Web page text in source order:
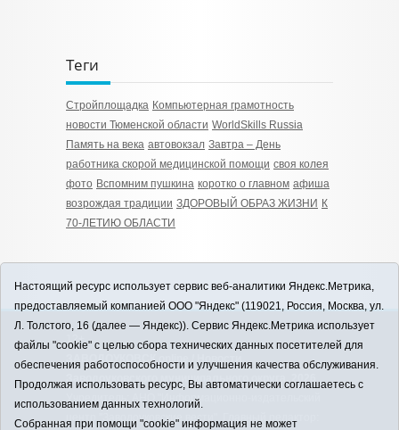
Теги
Стройплощадка Компьютерная грамотность
новости Тюменской области WorldSkills Russia
Память на века автовокзал Завтра – День
работника скорой медицинской помощи своя колея
фото Вспомним пушкина коротко о главном афиша
возрождая традиции ЗДОРОВЫЙ ОБРАЗ ЖИЗНИ К
70-ЛЕТИЮ ОБЛАСТИ
12+
ЗАВОДОУКОВСК online / Новости
Заводоуковского муниципального округа, 2026
Учредитель: АНО "Информационно-издательский
центр "Заводоуковские вести". Главный редактор:
Настоящий ресурс использует сервис веб-аналитики Яндекс.Метрика,
предоставляемый компанией ООО "Яндекс" (119021, Россия, Москва, ул.
Л. Толстого, 16 (далее — Яндекс)). Сервис Яндекс.Метрика использует
файлы "cookie" с целью сбора технических данных посетителей для
обеспечения работоспособности и улучшения качества обслуживания.
Продолжая использовать ресурс, Вы автоматически соглашаетесь с
использованием данных технологий.
Собранная при помощи "cookie" информация не может